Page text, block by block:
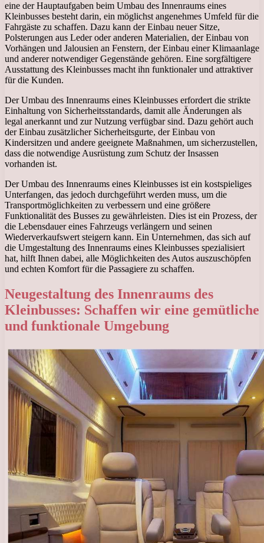
eine der Hauptaufgaben beim Umbau des Innenraums eines
Kleinbusses besteht darin, ein möglichst angenehmes Umfeld für die
Fahrgäste zu schaffen. Dazu kann der Einbau neuer Sitze,
Polsterungen aus Leder oder anderen Materialien, der Einbau von
Vorhängen und Jalousien an Fenstern, der Einbau einer Klimaanlage
und anderer notwendiger Gegenstände gehören. Eine sorgfältigere
Ausstattung des Kleinbusses macht ihn funktionaler und attraktiver
für die Kunden.
Der Umbau des Innenraums eines Kleinbusses erfordert die strikte
Einhaltung von Sicherheitsstandards, damit alle Änderungen als
legal anerkannt und zur Nutzung verfügbar sind. Dazu gehört auch
der Einbau zusätzlicher Sicherheitsgurte, der Einbau von
Kindersitzen und andere geeignete Maßnahmen, um sicherzustellen,
dass die notwendige Ausrüstung zum Schutz der Insassen
vorhanden ist.
Der Umbau des Innenraums eines Kleinbusses ist ein kostspieliges
Unterfangen, das jedoch durchgeführt werden muss, um die
Transportmöglichkeiten zu verbessern und eine größere
Funktionalität des Busses zu gewährleisten. Dies ist ein Prozess, der
die Lebensdauer eines Fahrzeugs verlängern und seinen
Wiederverkaufswert steigern kann. Ein Unternehmen, das sich auf
die Umgestaltung des Innenraums eines Kleinbusses spezialisiert
hat, hilft Ihnen dabei, alle Möglichkeiten des Autos auszuschöpfen
und echten Komfort für die Passagiere zu schaffen.
Neugestaltung des Innenraums des
Kleinbusses: Schaffen wir eine gemütliche
und funktionale Umgebung